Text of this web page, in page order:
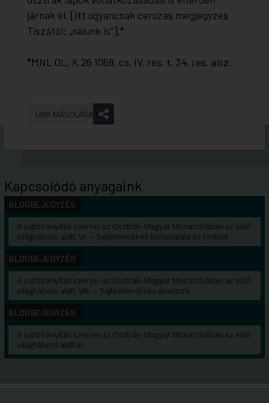
járnak el. [Itt ugyancsak ceruzás megjegyzés
Tiszától: „nálunk is”].*
*MNL OL, K 26 1068. cs. IV. res. t. 34. res. alsz.
LINK MÁSOLÁSA
Kapcsolódó anyagaink
BLOGBEJEGYZÉS
A sajtóirányítás szervei az Osztrák-Magyar Monarchiában az első
világháború alatt. VI. – Sajtótermékek behozatala és kivitele
BLOGBEJEGYZÉS
A sajtóirányítás szervei az Osztrák-Magyar Monarchiában az első
világháború alatt. VIII. – Sajtóellenőrzés akadozik
BLOGBEJEGYZÉS
A sajtóirányítás szervei az Osztrák-Magyar Monarchiában az első
világháború alatt III.